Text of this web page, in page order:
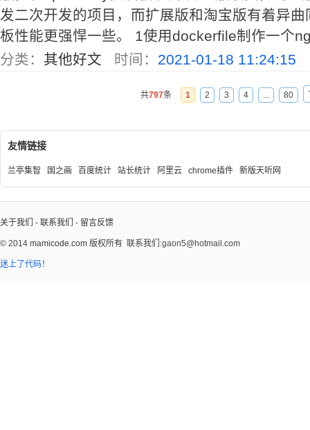
发二次开发的项目，而扩展版和淘宝版有着异
板性能更强悍一些。 1使用dockerfile制作一个
分类： 其他好文 时间： 2021-01-18 11:24:15
共797条 1 2 3 4 ... 80
友情链接
兰亭集智 国之画 百度统计 站长统计 阿里云 chrome插件 新版天听网
关于我们 - 联系我们 - 留言反馈
© 2014 mamicode.com 版权所有 联系我们:gaon5@hotmail.com
迷上了代码！